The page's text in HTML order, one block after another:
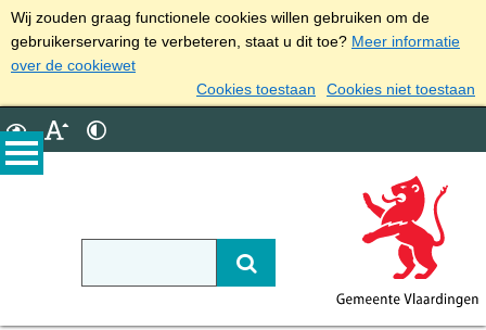
Wij zouden graag functionele cookies willen gebruiken om de
gebruikerservaring te verbeteren, staat u dit toe? Meer informatie
over de cookiewet
Cookies toestaan
Cookies niet toestaan